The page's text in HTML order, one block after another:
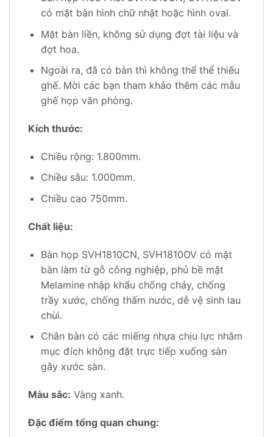
có mặt bàn hình chữ nhật hoặc hình oval.
Mặt bàn liền, không sử dụng đợt tài liệu và
đợt hoa.
Ngoài ra, đã có bàn thì không thể thể thiếu
ghế. Mời các bạn tham khảo thêm các mẫu
ghế họp văn phòng.
Kích thước:
Chiều rộng: 1.800mm.
Chiều sâu: 1.000mm.
Chiều cao 750mm.
Chất liệu:
Bàn họp SVH1810CN, SVH1810OV có mặt
bàn làm từ gỗ công nghiệp, phủ bề mặt
Melamine nhập khẩu chống cháy, chống
trầy xước, chống thấm nước, dễ vệ sinh lau
chùi.
Chân bàn có các miếng nhựa chịu lực nhằm
mục đích không đặt trực tiếp xuống sàn
gây xước sàn.
Màu sắc: Vàng xanh.
Đặc điểm tổng quan chung: